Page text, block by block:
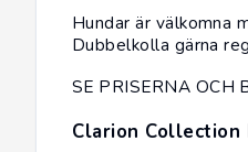
Hundar är välkomna
Dubbelkolla gärna
SE PRISERNA OCH
Clarion Collection